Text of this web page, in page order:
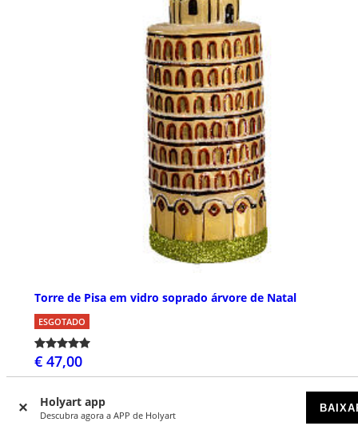
Holyart app
Descubra agora a APP de Holyart
Torre de Pisa em vidro soprado árvore de Natal
ESGOTADO
€ 47,00